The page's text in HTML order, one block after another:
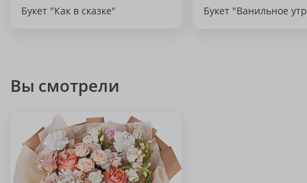
Букет "Как в сказке" Букет "Ванильное
Вы смотрели